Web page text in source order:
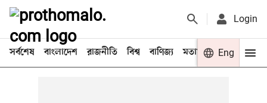
Login
সর্বশেষ বাংলাদেশ রাজনীতি বিশ্ব বাণিজ্য মতামত খেলা
Eng